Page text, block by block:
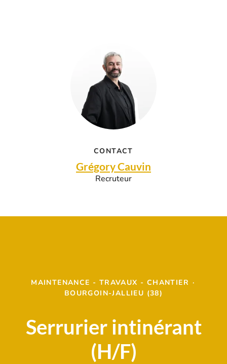
CONTACT
Grégory Cauvin
Recruteur
MAINTENANCE - TRAVAUX - CHANTIER ·
BOURGOIN-JALLIEU (38)
Serrurier intinérant
(H/F)